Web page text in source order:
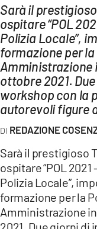
LAC ONAIR
LaC
Network
LACPLAY.IT
LACTV.IT
LACONAIR.IT
LACITYMAG.IT
ILREGGINO.IT
ILVIBONESE.IT
Sarà il
ospitare “POL
Polizia Locale”,
formazione per
Amministrazione
ottobre 2021.
workshop con la
autorevoli figure
REDAZIONE
Sarà il prestigioso
ospitare “POL
Polizia Locale”,
formazione per la
Amministrazione